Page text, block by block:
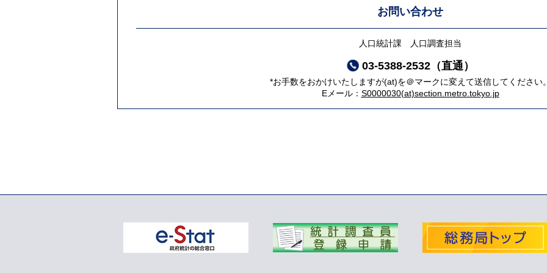
お問い合わせ
人口統計課 人口調査担当
03-5388-2532（直通）
*お手数をおかけいたしますが(at)を＠マークに変えて送信してください。
Eメール： S0000030(at)section.metro.tokyo.jp